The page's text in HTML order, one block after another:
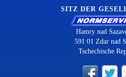
SITZ DER
Hamry nad
591 01 Zdar nad
Tschechische